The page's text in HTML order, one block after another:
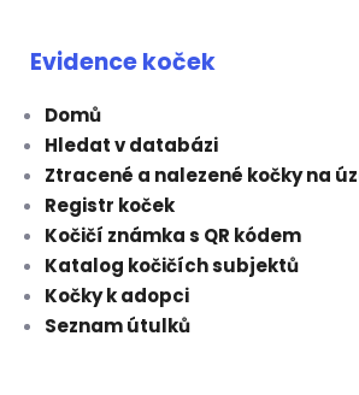
Evidence koček
Domů
Hledat v databázi
Ztracené a nalezené kočky na
Registr koček
Kočičí známka s QR kódem
Katalog kočičích subjektů
Kočky k adopci
Seznam útulků